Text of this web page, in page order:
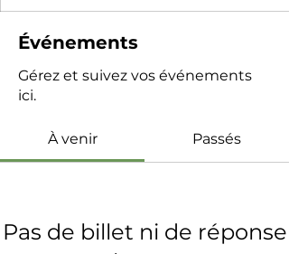
Événements
Gérez et suivez vos événements
ici.
À venir Passés
Pas de billet ni de réponse